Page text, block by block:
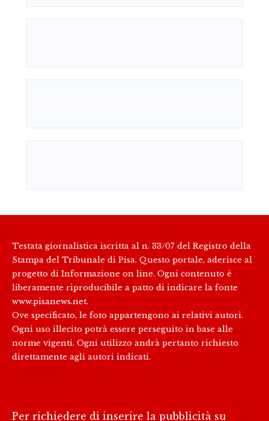
Testata giornalistica iscritta al n. 33/07 del Registro della
Stampa del Tribunale di Pisa. Questo portale, aderisce al
progetto di Informazione on line. Ogni contenuto è
liberamente riproducibile a patto di indicare la fonte
www.pisanews.net.
Ove specificato, le foto appartengono ai relativi autori.
Ogni uso illecito potrà essere perseguito in base alle
norme vigenti. Ogni utilizzo andrà pertanto richiesto
direttamente agli autori indicati.
Per richiedere di inserire la pubblicità su